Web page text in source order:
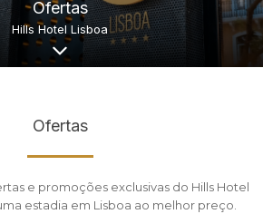
Ofertas
Hills Hotel Lisboa
Ofertas
e promoções exclusivas do Hills Hotel
estadia em Lisboa ao melhor preço.